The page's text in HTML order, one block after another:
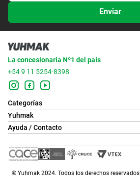
Enviar
La concesionaria Nº1 del país
+54 9 11 5254-8398
Categorías
Yuhmak
Ayuda / Contacto
© Yuhmak 2024. Todos los derechos reservados